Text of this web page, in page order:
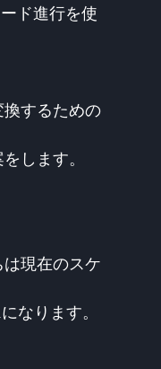
ド進行を使
するための
します。
現在のスケ
なります。